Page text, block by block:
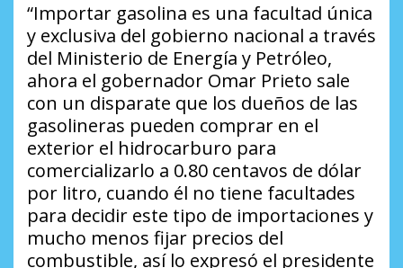
“Importar gasolina es una facultad única
y exclusiva del gobierno nacional a través
del Ministerio de Energía y Petróleo,
ahora el gobernador Omar Prieto sale
con un disparate que los dueños de las
gasolineras pueden comprar en el
exterior el hidrocarburo para
comercializarlo a 0.80 centavos de dólar
por litro, cuando él no tiene facultades
para decidir este tipo de importaciones y
mucho menos fijar precios del
combustible, así lo expresó el presidente